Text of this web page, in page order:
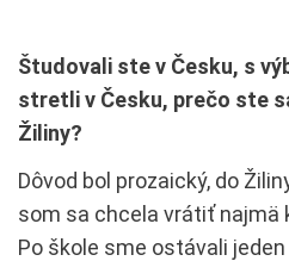
Študovali ste v Česku, s
stretli v Česku, prečo ste
Žiliny?
Dôvod bol prozaický, do
som sa chcela vrátiť najmä
Po škole sme ostávali jeden